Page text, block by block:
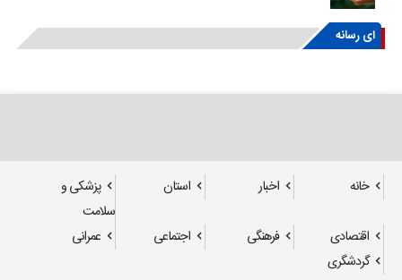
ای رسانه
خانه اخبار استان
پزشکی و
سلامت
اقتصادی
فرهنگی اجتماعی
عمرانی
گردشگری